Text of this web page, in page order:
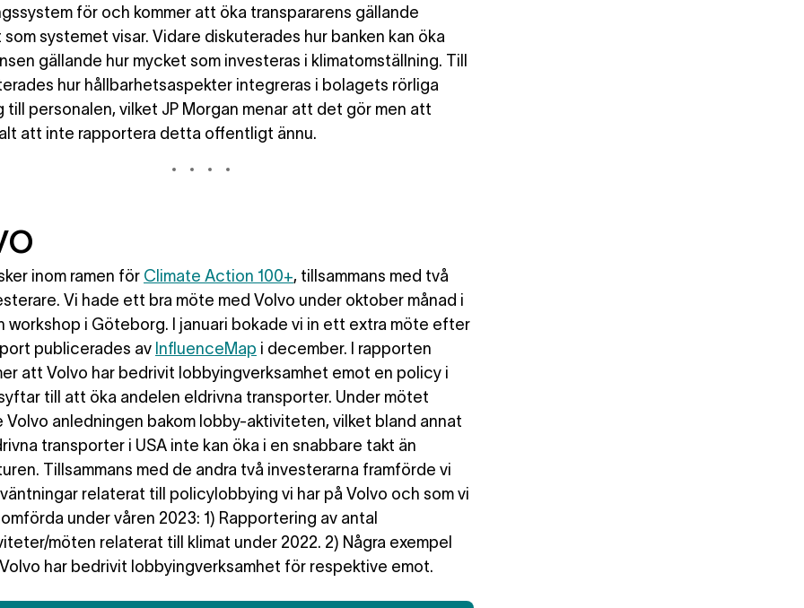
för och kommer att öka transpararens gällande
systemet visar. Vidare diskuterades hur banken kan öka
gällande hur mycket som investeras i klimatomställning. Till
hur hållbarhetsaspekter integreras i bolagets rörliga
till personalen, vilket JP Morgan menar att det gör men att
att inte rapportera detta offentligt ännu.
inom ramen för Climate Action 100+, tillsammans med två
Vi hade ett bra möte med Volvo under oktober månad i
workshop i Göteborg. I januari bokade vi in ett extra möte efter
publicerades av InfluenceMap i december. I rapporten
att Volvo har bedrivit lobbyingverksamhet emot en policy i
till att öka andelen eldrivna transporter. Under mötet
Volvo anledningen bakom lobby-aktiviteten, vilket bland annat
transporter i USA inte kan öka i en snabbare takt än
Tillsammans med de andra två investerarna framförde vi
relaterat till policylobbying vi har på Volvo och som vi
under våren 2023: 1) Rapportering av antal
möten relaterat till klimat under 2022. 2) Några exempel
har bedrivit lobbyingverksamhet för respektive emot.